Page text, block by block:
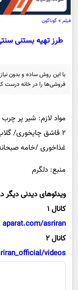
فیلم » گوناگون
طرز تهیه بستنی
با این روش ساده و بدون
فروشی‌ها را در خانه درست
غذاخوری /خامه
منبع: دلگرم
ویدئوهای دیدنی دیگر
کانال 1
aparat.com/asriran
کانال 2
videos